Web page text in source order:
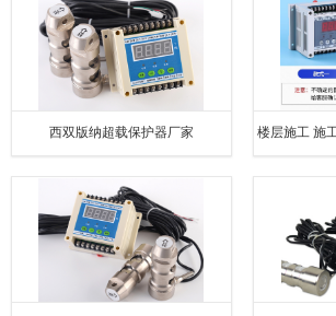
西双版纳超载保护器厂家 楼层施工 施